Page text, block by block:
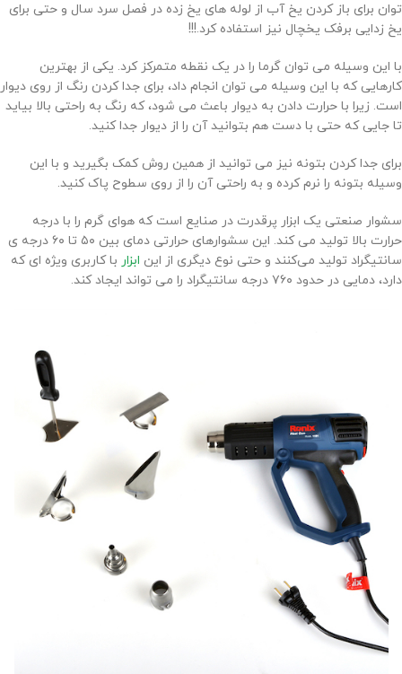
توان برای باز کردن یخ آب از لوله های یخ زده در فصل سرد سال و حتی برای
یخ زدایی برفک یخچال نیز استفاده کرد.!!!
با این وسیله می توان گرما را در یک نقطه متمرکز کرد. یکی از بهترین
کارهایی که با این وسیله می توان انجام داد، برای جدا کردن رنگ از روی دیوار
است. زیرا با حرارت دادن به دیوار باعث می شود، که رنگ به راحتی بالا بیاید
تا جایی که حتی با دست هم بتوانید آن را از دیوار جدا کنید.
برای جدا کردن بتونه نیز می توانید از همین روش کمک بگیرید و با این
وسیله بتونه را نرم کرده و به راحتی آن را از روی سطوح پاک کنید.
سشوار صنعتی یک ابزار پرقدرت در صنایع است که هوای گرم را با درجه
حرارت بالا تولید می کند. این سشوارهای حرارتی دمای بین ۵۰ تا ۶۰ درجه ی
سانتیگراد تولید می‌کنند و حتی نوع دیگری از این ابزار با کاربری ویژه ای که
دارد، دمایی در حدود ۷۶۰ درجه سانتیگراد را می تواند ایجاد ‌کند.